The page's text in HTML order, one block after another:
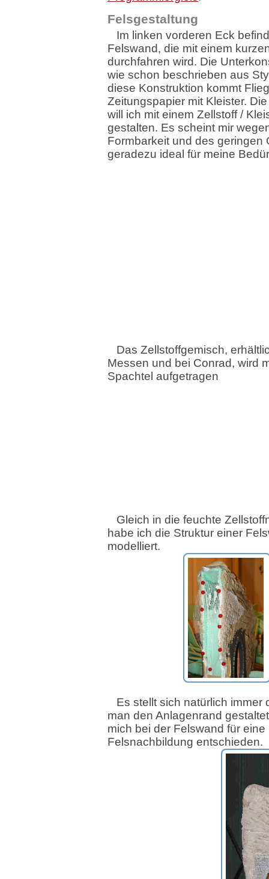
Felsgestaltung
Im linken vorderen Eck
Felswand, die mit einem
durchfahren wird. Die
wie schon beschrieben aus
diese Konstruktion kommt
Zeitungspapier mit Kleister.
will ich mit einem Zellstoff /
gestalten. Es scheint mir
Formbarkeit und des geringen
geradezu ideal für meine
Das Zellstoffgemisch,
Messen und bei Conrad, wird
Spachtel aufgetragen
Gleich in die feuchte
habe ich die Struktur einer
modelliert.
Es stellt sich natürlich immer
man den Anlagenrand
mich bei der Felswand für eine
Felsnachbildung entschieden.